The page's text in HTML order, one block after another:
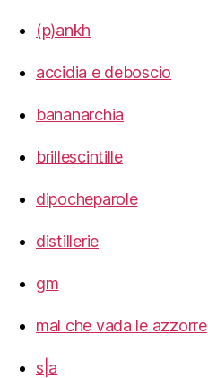
(p)ankh
accidia e deboscio
bananarchia
brillescintille
dipocheparole
distillerie
gm
mal che vada le azzorre
s|a